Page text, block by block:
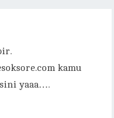
kamu
yaaa….